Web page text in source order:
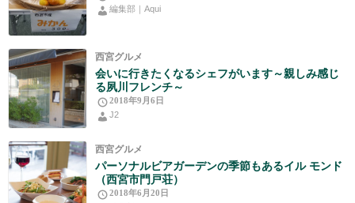
編集部｜Aqui
西宮グルメ
会いに行きたくなるシェフがいます～親しみ感じ
る夙川フレンチ～
2018年9月6日
J2
西宮グルメ
パーソナルビアガーデンの季節もあるイル モンド
（西宮市門戸荘）
2018年6月20日